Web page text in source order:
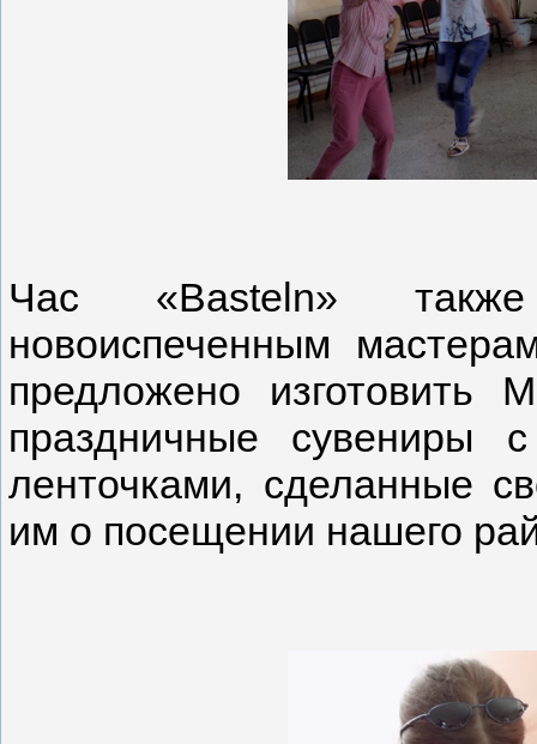
Час «Basteln»
новоиспеченным
предложено изготовить
праздничные сувениры
ленточками, сделанные
им о посещении нашего